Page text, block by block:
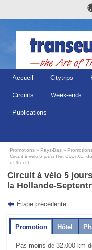
Accueil Citytrips
Circuits Week-ends
Publications
Promotions Pays-Bas
Circuit à vélo 5 jours Het Gooi XL:
d'Utrecht
Circuit à vélo 5
la Hollande-
Étape précédente
Promotion Hôtel
Pas moins de 32.000 km